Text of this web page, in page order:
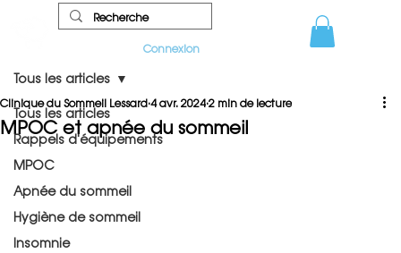
Connexion
Tous les articles
Rappels d'équipements
MPOC
Apnée du sommeil
Hygiène de sommeil
Insomnie
Tous les articles
MPOC et apnée du sommeil
Clinique du Sommeil Lessard 4 avr. 2024 2 min de lecture